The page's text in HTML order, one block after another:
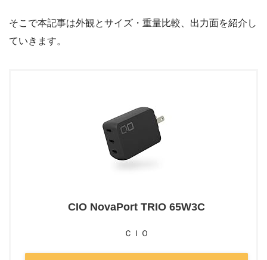
そこで本記事は外観とサイズ・重量比較、出力面を紹介し
ていきます。
CIO NovaPort TRIO 65W3C
ＣＩＯ